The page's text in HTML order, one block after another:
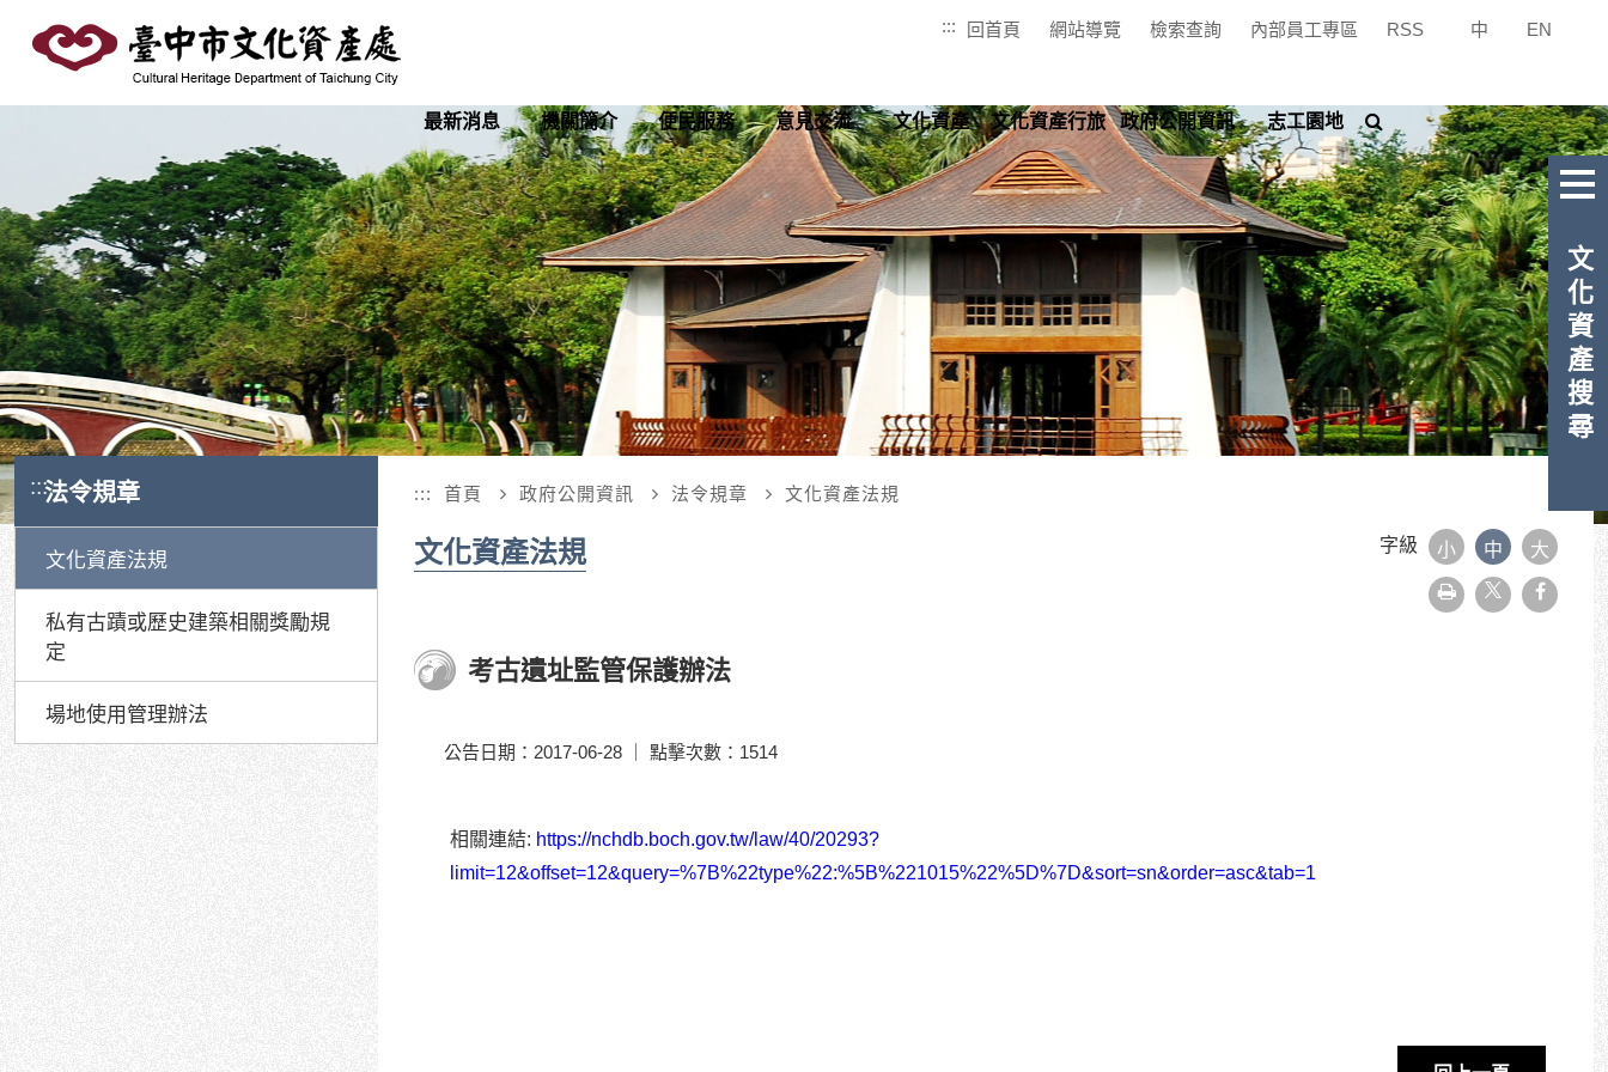
要
塊
::: 回首頁 網站導覽 檢索查詢 內部員工專區 RSS 中 EN
最新消息 機關簡介 便民服務 意見交流 文化資產 文化資產行旅 政府公開資訊 志工園地
尋
:::法令規章
文化資產法規
私有古蹟或歷史建築相關獎勵規
定
場地使用管理辦法
::: 首頁 政府公開資訊 法令規章 文化資產法規
文化資產法規 字級 小 中 大
友
善
考古遺址監管保護辦法
公告日期：2017-06-28 ｜ 點擊次數：1514
相關連結: https://nchdb.boch.gov.tw/law/40/20293?
limit=12&offset=12&query=%7B%22type%22:%5B%221015%22%5D%7D&sort=sn&order=asc&tab=1
文化資產搜尋